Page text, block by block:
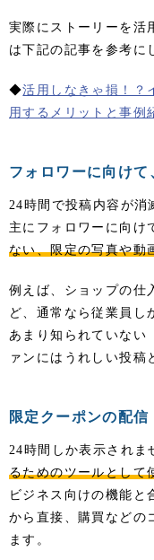
実際にストーリーを活
は下記の記事を参考に
◆活用しなきゃ損！？
用するメリットと事例
フォロワーに向け
24時間で投稿内容が消
主にフォロワーに向け
ない、限定の写真や動
例えば、ショップの仕
ど、通常なら従業員し
あまり知られていない
ァンにはうれしい投稿
限定クーポンの配信
24時間しか表示されま
るためのツールとして
ビジネス向けの機能と
から直接、購買などの
ます。